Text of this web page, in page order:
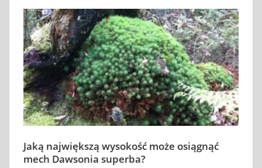
Jaką największą wysokość może osiągnąć
mech Dawsonia superba?